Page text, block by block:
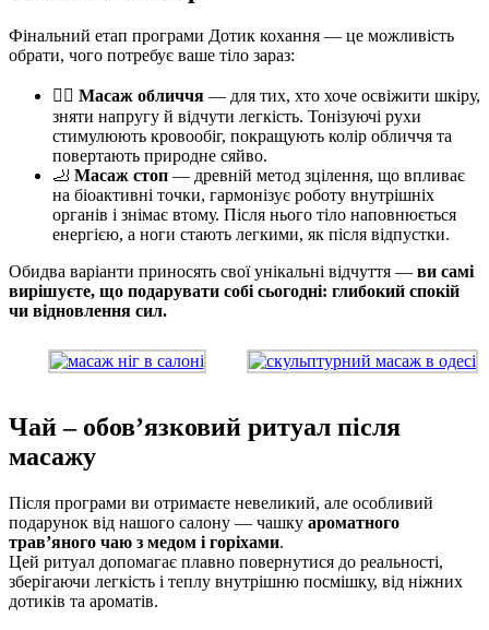
Фінальний етап програми Дотик кохання — це можливість
обрати, чого потребує ваше тіло зараз:
💆‍♀️ Масаж обличчя — для тих, хто хоче освіжити шкіру,
зняти напругу й відчути легкість. Тонізуючі рухи
стимулюють кровообіг, покращують колір обличчя та
повертають природне сяйво.
🦶 Масаж стоп — древній метод зцілення, що впливає
на біоактивні точки, гармонізує роботу внутрішніх
органів і знімає втому. Після нього тіло наповнюється
енергією, а ноги стають легкими, як після відпустки.
Обидва варіанти приносять свої унікальні відчуття — ви самі
вирішуєте, що подарувати собі сьогодні: глибокий спокій
чи відновлення сил.
Чай – обов’язковий ритуал після
масажу
Після програми ви отримаєте невеликий, але особливий
подарунок від нашого салону — чашку ароматного
трав’яного чаю з медом і горіхами.
Цей ритуал допомагає плавно повернутися до реальності,
зберігаючи легкість і теплу внутрішню посмішку, від ніжних
дотиків та ароматів.